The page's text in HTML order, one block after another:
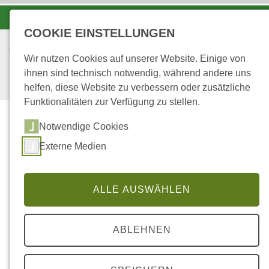
STARTSEITE
...
27.09.2026
FREILICHTMUSEUM IN
BAD SOBERNHEIM
27.09.2026 Museumsfest im
Freilichtmuseum Bad
COOKIE EINSTELLUNGEN
Wir nutzen Cookies auf unserer Website. Einige von
ihnen sind technisch notwendig, während andere uns
helfen, diese Website zu verbessern oder zusätzliche
Funktionalitäten zur Verfügung zu stellen.
Notwendige Cookies
Externe Medien
ALLE AUSWÄHLEN
ABLEHNEN